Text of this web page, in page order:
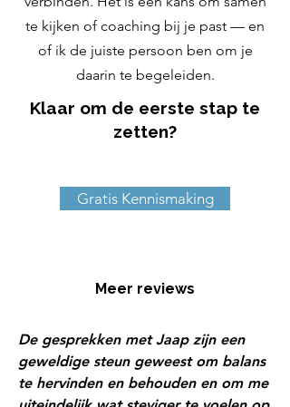
te kijken of coaching bij je past — en
of ik de juiste persoon ben om je
daarin te begeleiden.
Klaar om de eerste stap te
zetten?
Gratis Kennismaking
Meer reviews
De gesprekken met Jaap zijn een
geweldige steun geweest om balans
te hervinden en behouden en om me